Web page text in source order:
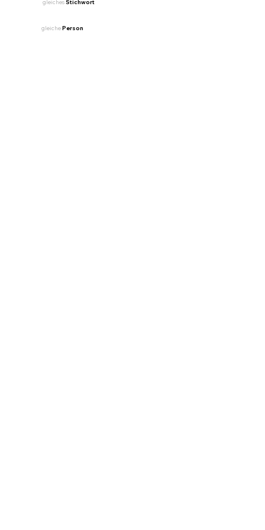
gleichesStichwort
gleichePerson